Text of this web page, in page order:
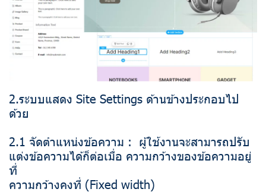
2.ระบบแสดง Site Settings ด้านข้างประกอบไป
ด้วย
2.1 จัดตำแหน่งข้อความ : ผู้ใช้งานจะสามารถปรับ
แต่งข้อความได้ก็ต่อเมื่อ ความกว้างของข้อความอยู่
ที่
ความกว้างคงที่ (Fixed width)